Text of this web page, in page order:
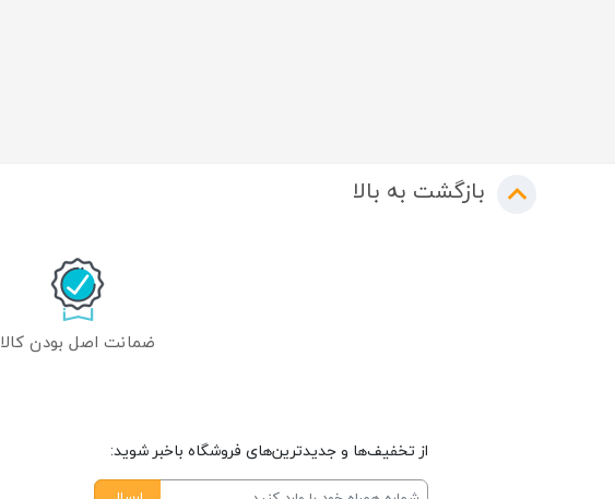
بازگشت به بالا
ضمانت اصل بودن کالا
از تخفیف‌ها و جدیدترین‌های فروشگاه باخبر شوید: